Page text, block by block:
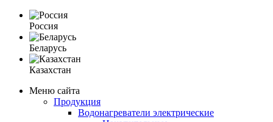
Россия
Беларусь
Казахстан
Меню сайта
Продукция
Водонагреватели электрические